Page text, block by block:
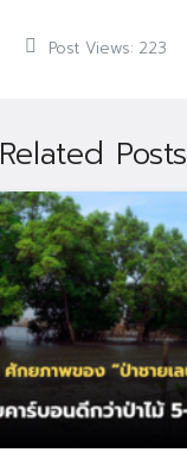
Post Views: 223
Related Posts